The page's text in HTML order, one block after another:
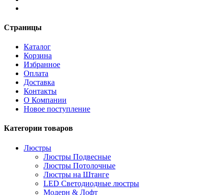
Страницы
Каталог
Корзина
Избранное
Оплата
Доставка
Контакты
О Компании
Новое поступление
Категории товаров
Люстры
Люстры Подвесные
Люстры Потолочные
Люстры на Штанге
LED Светодиодные люстры
Модерн & Лофт